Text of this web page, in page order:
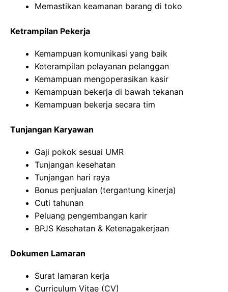
Memastikan keamanan barang di toko
Ketrampilan Pekerja
Kemampuan komunikasi yang baik
Keterampilan pelayanan pelanggan
Kemampuan mengoperasikan kasir
Kemampuan bekerja di bawah tekanan
Kemampuan bekerja secara tim
Tunjangan Karyawan
Gaji pokok sesuai UMR
Tunjangan kesehatan
Tunjangan hari raya
Bonus penjualan (tergantung kinerja)
Cuti tahunan
Peluang pengembangan karir
BPJS Kesehatan & Ketenagakerjaan
Dokumen Lamaran
Surat lamaran kerja
Curriculum Vitae (CV)